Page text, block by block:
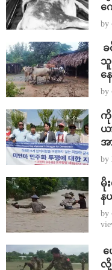
က
by
သူ
န
by
ကို
ယ
အ
by
မို
န
by
လို့